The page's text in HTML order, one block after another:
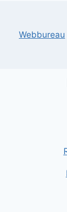
Webbureau